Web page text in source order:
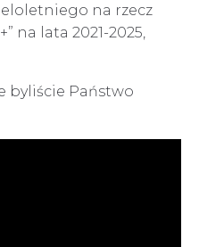
na rzecz
na lata 2021-2025,
byliście Państwo